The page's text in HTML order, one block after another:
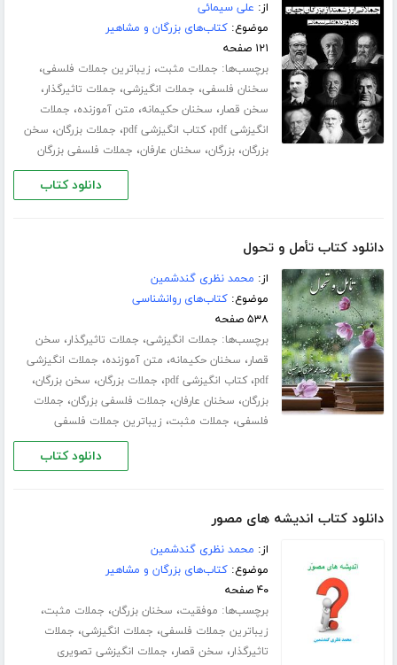
از: علی سیمائی
موضوع:کتاب‌های بزرگان و مشاهیر
۱۲۱ صفحه
برچسب‌ها: جملات مثبت، زیباترین جملات فلسفی،
سخنان فلسفی، جملات انگیزشی، جملات تاثیرگذار،
سخن قصار، سخنان حکیمانه، متن آموزنده، جملات
انگیزشی pdf
،کتاب انگیزشی pdf ، جملات بزرگان، سخن
بزرگان،بزرگان، سخنان عارفان، جملات فلسفی بزرگان
دانلود کتاب
دانلود کتاب تأمل و تحول
از: محمد نظری گندشمین
موضوع:کتاب‌های روانشناسی
۵۳۸ صفحه
برچسب‌ها: جملات انگیزشی، جملات تاثیرگذار، سخن
قصار، سخنان حکیمانه، متن آموزنده، جملات انگیزشی
pdf،کتاب انگیزشی pdf ، جملات بزرگان، سخن بزرگان،
بزرگان، سخنان عارفان، جملات فلسفی بزرگان، جملات
فلسفی، جملات مثبت، زیباترین جملات فلسفی
دانلود کتاب
دانلود کتاب اندیشه های مصور
از: محمد نظری گندشمین
موضوع:کتاب‌های بزرگان و مشاهیر
۴۰ صفحه
برچسب‌ها: موفقیت، سخنان بزرگان، جملات مثبت،
زیباترین جملات فلسفی، جملات انگیزشی، جملات
تاثیرگذار، سخن قصار، جملات انگیزشی تصویری